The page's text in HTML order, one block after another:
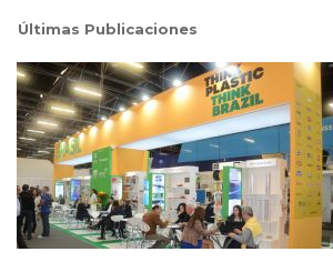
Últimas Publicaciones